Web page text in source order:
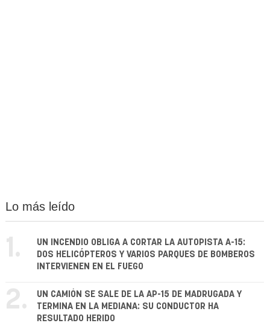
Lo más leído
1.
UN INCENDIO OBLIGA A CORTAR LA AUTOPISTA A-15:
DOS HELICÓPTEROS Y VARIOS PARQUES DE BOMBEROS
INTERVIENEN EN EL FUEGO
2.
UN CAMIÓN SE SALE DE LA AP-15 DE MADRUGADA Y
TERMINA EN LA MEDIANA: SU CONDUCTOR HA
RESULTADO HERIDO